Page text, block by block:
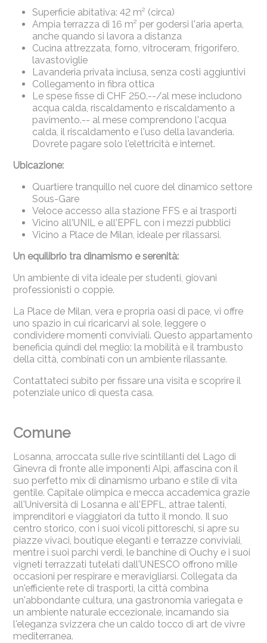
Superficie abitativa: 42 m² (circa)
Ampia terrazza di 16 m² per godersi l'aria aperta,
anche quando si lavora a distanza
Cucina attrezzata, forno, vitroceram, frigorifero,
lavastoviglie
Lavanderia privata inclusa, senza costi aggiuntivi
Collegamento in fibra ottica
Le spese fisse di CHF 250.--/al mese includono
acqua calda, riscaldamento e riscaldamento a
pavimento.-- al mese comprendono l'acqua
calda, il riscaldamento e l'uso della lavanderia.
Dovrete pagare solo l'elettricità e internet.
Ubicazione:
Quartiere tranquillo nel cuore del dinamico settore
Sous-Gare
Veloce accesso alla stazione FFS e ai trasporti
Vicino all'UNIL e all'EPFL con i mezzi pubblici
Vicino a Place de Milan, ideale per rilassarsi.
Un equilibrio tra dinamismo e serenità:
Un ambiente di vita ideale per studenti, giovani
professionisti o coppie.
La Place de Milan, vera e propria oasi di pace, vi offre
uno spazio in cui ricaricarvi al sole, leggere o
condividere momenti conviviali. Questo appartamento
beneficia quindi del meglio: la mobilità e il trambusto
della città, combinati con un ambiente rilassante.
Contattateci subito per fissare una visita e scoprire il
potenziale unico di questa casa.
Comune
Losanna, arroccata sulle rive scintillanti del Lago di
Ginevra di fronte alle imponenti Alpi, affascina con il
suo perfetto mix di dinamismo urbano e stile di vita
gentile. Capitale olimpica e mecca accademica grazie
all'Università di Losanna e all'EPFL, attrae talenti,
imprenditori e viaggiatori da tutto il mondo. Il suo
centro storico, con i suoi vicoli pittoreschi, si apre su
piazze vivaci, boutique eleganti e terrazze conviviali,
mentre i suoi parchi verdi, le banchine di Ouchy e i suoi
vigneti terrazzati tutelati dall'UNESCO offrono mille
occasioni per respirare e meravigliarsi. Collegata da
un'efficiente rete di trasporti, la città combina
un'abbondante cultura, una gastronomia variegata e
un ambiente naturale eccezionale, incarnando sia
l'eleganza svizzera che un caldo tocco di art de vivre
mediterranea.